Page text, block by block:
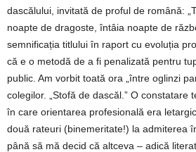
dascălului, invitată de proful de română:
noapte de dragoste, întâia noapte de
semnificația titlului în raport cu evoluția
că e o metodă de a fi penalizată pentru
public. Am vorbit toată ora „între oglinzi
colegilor. „Stofă de dascăl.” O constatare
în care orientarea profesională era
două rateuri (binemeritate!) la admiterea
până să mă decid că altceva – adică